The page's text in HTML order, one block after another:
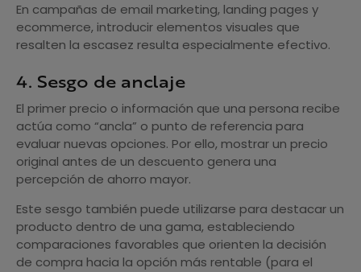
En campañas de email marketing, landing pages y
ecommerce, introducir elementos visuales que
resalten la escasez resulta especialmente efectivo.
4. Sesgo de anclaje
El primer precio o información que una persona recibe
actúa como “ancla” o punto de referencia para
evaluar nuevas opciones. Por ello, mostrar un precio
original antes de un descuento genera una
percepción de ahorro mayor.
Este sesgo también puede utilizarse para destacar un
producto dentro de una gama, estableciendo
comparaciones favorables que orienten la decisión
de compra hacia la opción más rentable (para el